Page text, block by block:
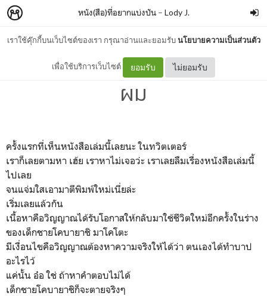
เราใช้คุ๊กกี้บนเว็บไซต์ของเรา กรุณาอ่านและยอมรับนโยบายความเป็นส่วนตัว
เพื่อใช้บริการเว็บไซต์ ยอมรับ ไม่ยอมรับ
หนัง(สือ)ที่อยากแบ่งปัน– Lody J.
Colorful เมื่อสวรรค์ให้รางวัล
ผม
ครั้งแรกที่เห็นหนังสือเล่มนี้เลยนะ ในทวิตเตอร์
เราก็เลยตามหา เฮ้ย เราหาไม่เจอว่ะ เราเลยลืมเรื่องหนังสือเล่มนี้
ไปเลย
จนแจ่มใสเอามาตีพิมพ์ใหม่เนี่ยล่ะ
เริ่มเลยแล้วกัน
เนื้อหาคือวิญญาณได้รับโอกาสให้กลับมาใช้ชีวิตใหม่อีกครั้งในร่าง
ของเด็กชายโคบายาชิ มาโคโตะ
มีเงื่อนไขคือวิญญาณต้องหาความจริงให้ได้ว่า ตนเองได้ทำบาป
อะไรไว้
แค่นั้น อ๋อ ใช่ ถ้าหาคำตอบไม่ได้
เด็กชายโคบายาชิก็จะตายจริงๆ